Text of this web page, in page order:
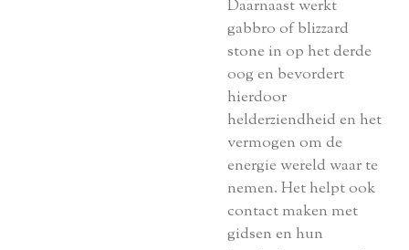
Daarnaast werkt
gabbro of blizzard
stone in op het derde
oog en bevordert
hierdoor
helderziendheid en het
vermogen om de
energie wereld waar te
nemen. Het helpt ook
contact maken met
gidsen en hun